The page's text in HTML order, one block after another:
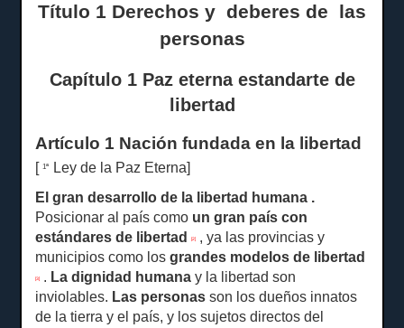
Título 1 Derechos y deberes de las
personas
Capítulo 1 Paz eterna estandarte de
libertad
Artículo 1 Nación fundada en la libertad
[1ª
Ley de la Paz Eterna]
El gran desarrollo de la libertad humana .
Posicionar al país como un gran país con
estándares de libertad[2]
, ya las provincias y
municipios como losgrandes modelos de libertad
[3] . La dignidad humana y la libertad son
inviolables. Las personas son los dueños innatos
de la tierra y el país, y los sujetos directos del